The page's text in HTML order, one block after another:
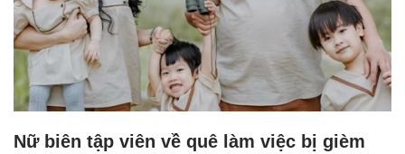
Nữ biên tập viên về quê làm việc bị gièm